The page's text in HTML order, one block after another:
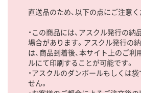
直送品のため、以下の点にご注意く
・この商品には、アスクル発行の
場合があります。アスクル発行の
は、商品到着後、本サイト上のご
ルにて印刷することが可能です。
・アスクルのダンボールもしくは
せん。